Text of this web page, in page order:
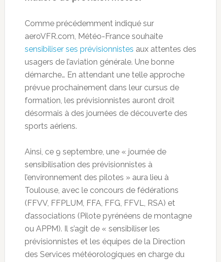
Comme précédemment indiqué sur
aeroVFR.com, Météo-France souhaite
sensibiliser ses prévisionnistes aux attentes des
usagers de l’aviation générale. Une bonne
démarche… En attendant une telle approche
prévue prochainement dans leur cursus de
formation, les prévisionnistes auront droit
désormais à des journées de découverte des
sports aériens.
Ainsi, ce 9 septembre, une « journée de
sensibilisation des prévisionnistes à
l’environnement des pilotes » aura lieu à
Toulouse, avec le concours de fédérations
(FFVV, FFPLUM, FFA, FFG, FFVL, RSA) et
d’associations (Pilote pyrénéens de montagne
ou APPM). Il s’agit de « sensibiliser les
prévisionnistes et les équipes de la Direction
des Services météorologiques en charge du